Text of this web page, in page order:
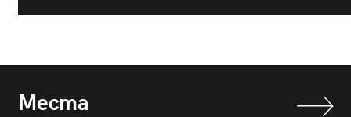
Места